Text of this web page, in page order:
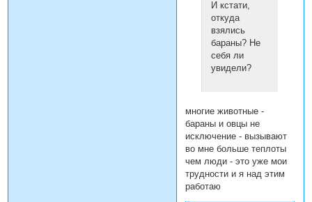
И кстати,
откуда
взялись
бараны? Не
себя ли
увидели?
многие животные -
бараны и овцы не
исключение - вызывают
во мне больше теплоты
чем люди - это уже мои
трудности и я над этим
работаю